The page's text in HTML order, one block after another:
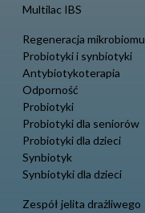
Multilac IBS
Regeneracja mikrobiomu
Probiotyki i synbiotyki
Antybiotykoterapia
Odporność
Probiotyki
Probiotyki dla seniorów
Probiotyki dla dzieci
Synbiotyk
Synbiotyki dla dzieci
Zespół jelita drażliwego